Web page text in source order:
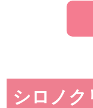
シロノ